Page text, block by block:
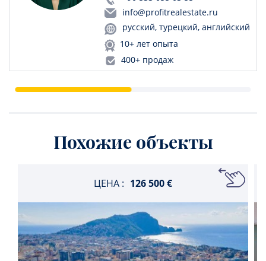
info@profitrealestate.ru
русский, турецкий, английский
10+ лет опыта
400+ продаж
Похожие объекты
ЦЕНА : 126 500 €